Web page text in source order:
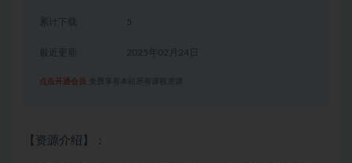
累计下载 5
2025年02月24日
点击开通会员 免费享有本站所有课程资源
【资源介绍】：